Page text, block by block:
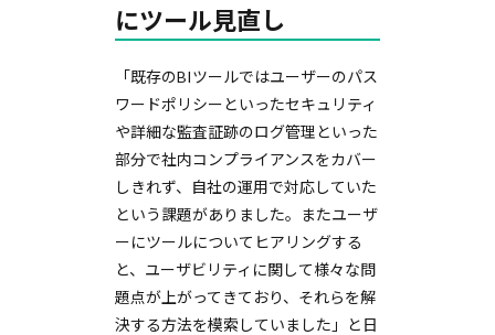
にツール見直し
「既存のBIツールではユーザーのパス
ワードポリシーといったセキュリティ
や詳細な監査証跡のログ管理といった
部分で社内コンプライアンスをカバー
しきれず、自社の運用で対応していた
という課題がありました。またユーザ
ーにツールについてヒアリングする
と、ユーザビリティに関して様々な問
題点が上がってきており、それらを解
決する方法を模索していました」と日